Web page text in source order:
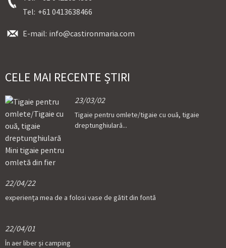
Tel: +61 0413638466
E-mail: info@castironmaria.com
CELE MAI RECENTE ȘTIRI
23/03/02
Tigaie pentru omlete/tigaie cu ouă, tigaie
dreptunghiulară...
22/04/22
experiența mea de a folosi vase de gătit din fontă
22/04/01
În aer liber și camping